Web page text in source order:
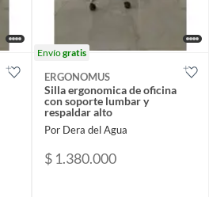
Envíogratis
ERGONOMUS
Silla ergonomica de oficina
con soporte lumbar y
respaldar alto
Por Dera del Agua
$ 1.380.000